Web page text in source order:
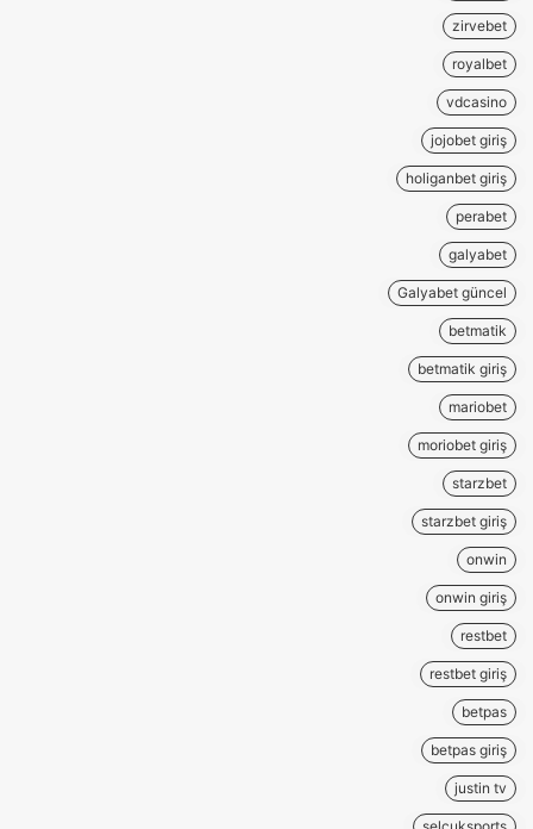
zirvebet
royalbet
vdcasino
jojobet giriş
holiganbet giriş
perabet
galyabet
Galyabet güncel
betmatik
betmatik giriş
mariobet
moriobet giriş
starzbet
starzbet giriş
onwin
onwin giriş
restbet
restbet giriş
betpas
betpas giriş
justin tv